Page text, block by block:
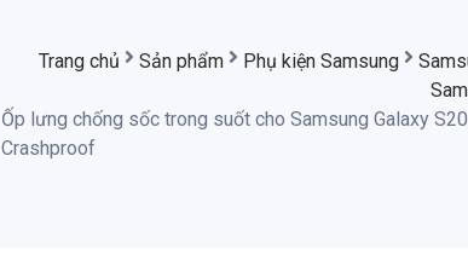
Trang chủ Sản phẩm Phụ kiện Samsung
Ốp lưng chống sốc trong suốt cho Samsung Galaxy
Crashproof